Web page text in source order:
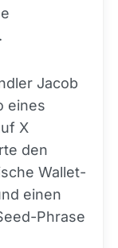
Jacob
eines
X
den
Wallet-
einen
Phrase